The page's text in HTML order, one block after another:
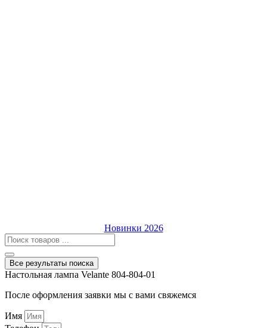
Новинки 2026
Все результаты поиска
Настольная лампа Velante 804-804-01
После оформления заявки мы с вами свяжемся
Имя